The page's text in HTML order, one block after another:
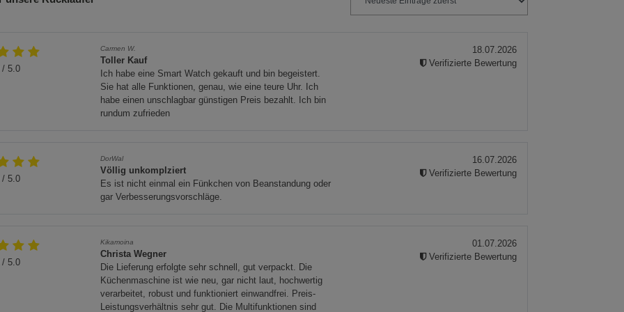
nur durch Fachpersonal durchführen lassen.
Sie das Recycling-Symbol:
5.0
Carmen W.
Toller Kauf
Ich habe eine Smart Watch gekauft und bin begeistert.
Sie hat alle Funktionen, genau, wie eine teure Uhr. Ich
habe einen unschlagbar günstigen Preis bezahlt. Ich bin
rundum zufrieden
18.07.2026
Verifizierte Bewertung
5.0
DorWal
Völlig unkomplziert
Es ist nicht einmal ein Fünkchen von Beanstandung oder
gar Verbesserungsvorschläge.
16.07.2026
Verifizierte Bewertung
5.0
Kikamoina
Christa Wegner
Die Lieferung erfolgte sehr schnell, gut verpackt. Die
Küchenmaschine ist wie neu, gar nicht laut, hochwertig
verarbeitet, robust und funktioniert einwandfrei. Preis-
Leistungsverhältnis sehr gut. Die Multifunktionen sind
01.07.2026
Verifizierte Bewertung
Beschreibung Statistik Cookies
Marketing Cookies (3)
Beschreibung Marketing Cookies
Cookie-Informationen